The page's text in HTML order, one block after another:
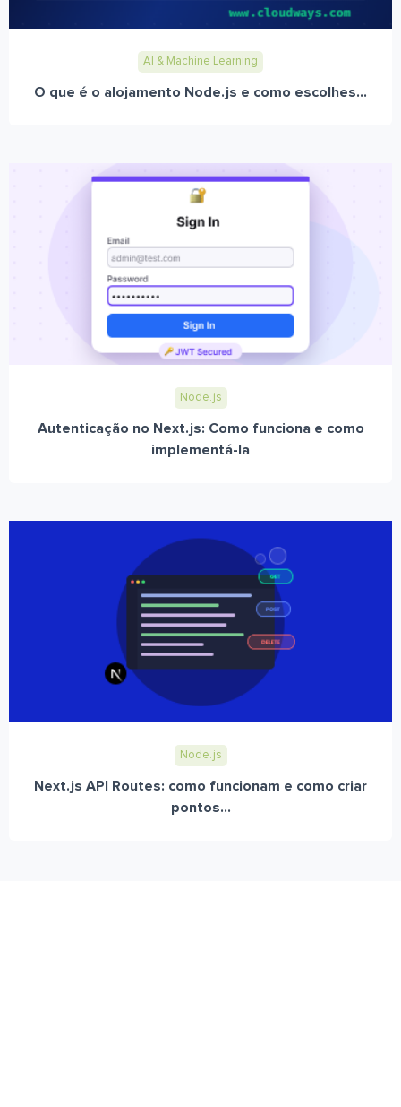
AI & Machine Learning
O que é o alojamento Node.js e como escolhes...
Node.js
Autenticação no Next.js: Como funciona e como
implementá-la
Node.js
Next.js API Routes: como funcionam e como criar
pontos...